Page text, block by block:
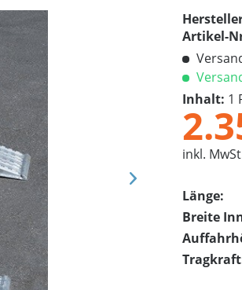
Artikel-
Inhalt: 1
inkl.
Länge:
Breite